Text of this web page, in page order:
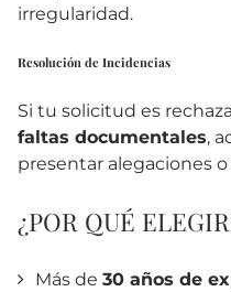
irregularidad.
Resolución de Incidencias
Si tu solicitud es
faltas documentales,
presentar alegaciones
¿POR QUÉ
Más de 30 años de